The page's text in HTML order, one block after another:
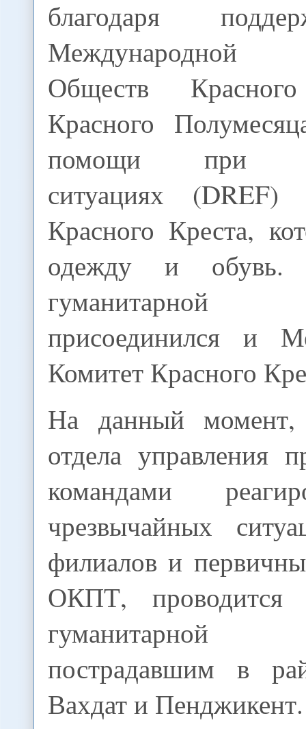
благодаря
Международной
Обществ
Красного
помощи при
ситуациях
Красного Креста,
одежду и обувь.
присоединился и
Комитет Красного
На данный момент,
отдела
командами
чрезвычайных
филиалов и
ОКПТ, проводится
пострадавшим в
Вахдат и Пенджикент.